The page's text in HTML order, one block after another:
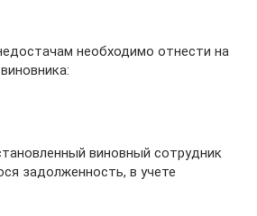
необходимо отнести на
виновный сотрудник
задолженность, в учете